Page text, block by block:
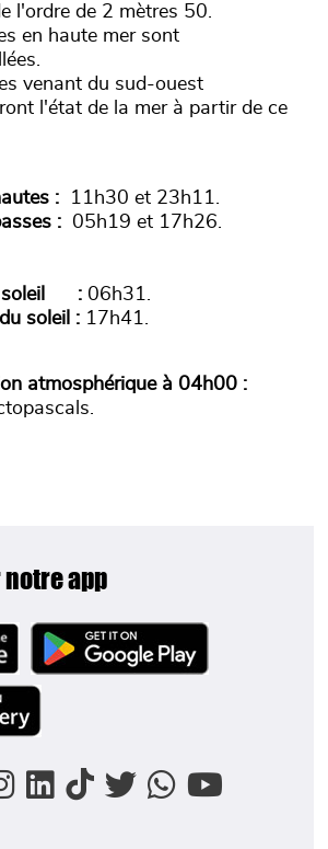
l'ordre de 2 mètres 50.
en haute mer sont
venant du sud-ouest
l'état de la mer à partir de ce
: 11h30 et 23h11.
: 05h19 et 17h26.
soleil : 06h31.
soleil : 17h41.
atmosphérique à 04h00 :
app
Image